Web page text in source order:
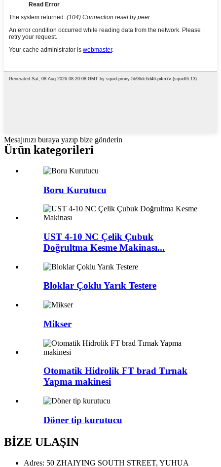
Mesajınızı buraya yazıp bize gönderin
Ürün kategorileri
Boru Kurutucu
UST 4-10 NC Çelik Çubuk
Doğrultma Kesme Makinası...
Bloklar Çoklu Yarık Testere
Mikser
Otomatik Hidrolik FT brad Tırnak
Yapma makinesi
Döner tip kurutucu
BİZE ULAŞIN
Adres: 50 ZHAIYING SOUTH STREET, YUHUA